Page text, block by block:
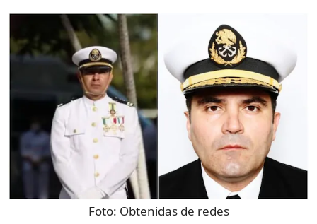
Foto: Obtenidas de redes